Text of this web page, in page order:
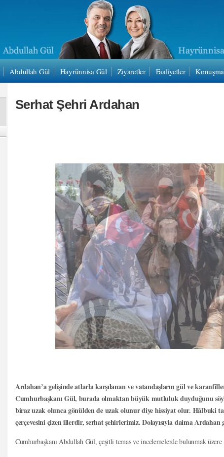
Abdullah Gül Hayrünnisa Gül Ziyaretler Faaliyetler
Serhat Şehri Ardahan
Ardahan’a gelişinde atlarla karşılanan ve vatandaşların gül ve
Cumhurbaşkanı Gül, burada olmaktan büyük mutluluk duyduğunu
biraz uzak olunca gönülden de uzak olunur diye hissiyat olur. Hâlbuki
çerçevesini çizen illerdir, serhat şehirlerimiz. Dolayısıyla daima
Cumhurbaşkanı Abdullah Gül, çeşitli temas ve incelemelerde bulunmak